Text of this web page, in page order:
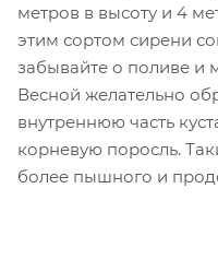
метров в высоту и 4
этим сортом сирени
забывайте о поливе и
Весной желательно
внутреннюю часть
корневую поросль.
более пышного и